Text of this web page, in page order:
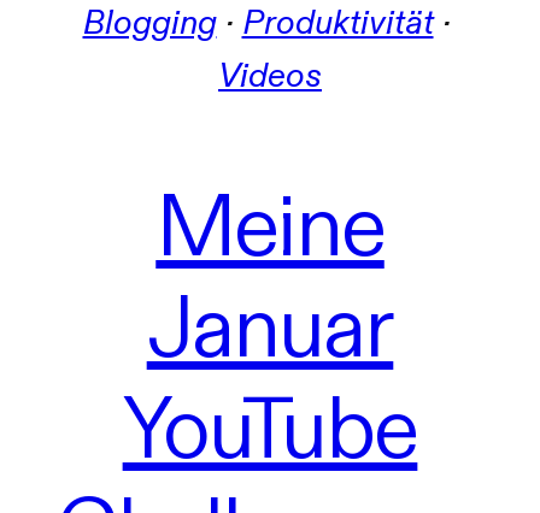
Blogging · Produktivität
Videos
Meine
Januar
YouTube